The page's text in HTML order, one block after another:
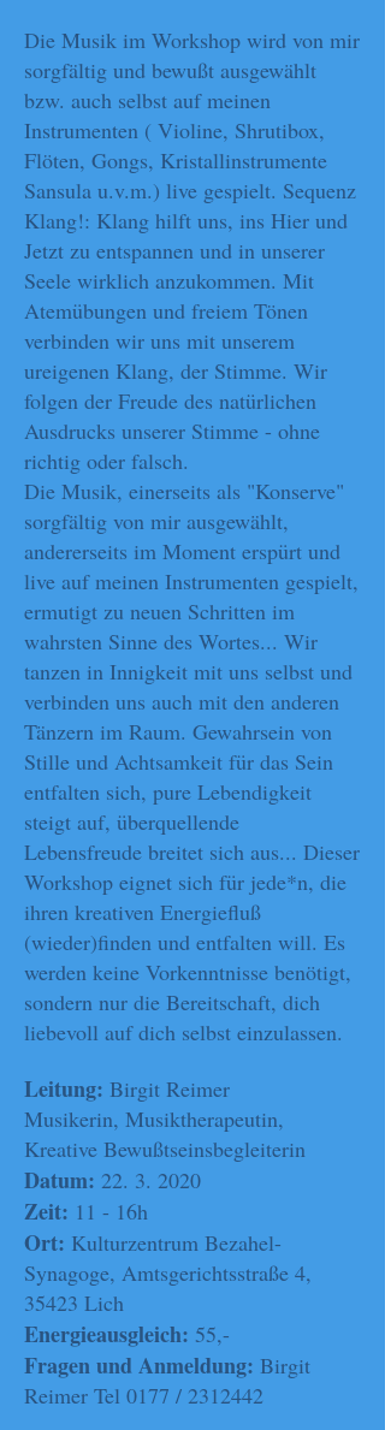
Die Musik im Workshop wird von mir
sorgfältig und bewußt ausgewählt
bzw. auch selbst auf meinen
Instrumenten ( Violine, Shrutibox,
Flöten, Gongs, Kristallinstrumente
Sansula u.v.m.) live gespielt. Sequenz
Klang!: Klang hilft uns, ins Hier und
Jetzt zu entspannen und in unserer
Seele wirklich anzukommen. Mit
Atemübungen und freiem Tönen
verbinden wir uns mit unserem
ureigenen Klang, der Stimme. Wir
folgen der Freude des natürlichen
Ausdrucks unserer Stimme - ohne
richtig oder falsch.
Die Musik, einerseits als "Konserve"
sorgfältig von mir ausgewählt,
andererseits im Moment erspürt und
live auf meinen Instrumenten gespielt,
ermutigt zu neuen Schritten im
wahrsten Sinne des Wortes... Wir
tanzen in Innigkeit mit uns selbst und
verbinden uns auch mit den anderen
Tänzern im Raum. Gewahrsein von
Stille und Achtsamkeit für das Sein
entfalten sich, pure Lebendigkeit
steigt auf, überquellende
Lebensfreude breitet sich aus... Dieser
Workshop eignet sich für jede*n, die
ihren kreativen Energiefluß
(wieder)finden und entfalten will. Es
werden keine Vorkenntnisse benötigt,
sondern nur die Bereitschaft, dich
liebevoll auf dich selbst einzulassen.
Leitung: Birgit Reimer
Musikerin, Musiktherapeutin,
Kreative Bewußtseinsbegleiterin
Datum: 22. 3. 2020
Zeit: 11 - 16h
Ort: Kulturzentrum Bezahel-
Synagoge, Amtsgerichtsstraße 4,
35423 Lich
Energieausgleich: 55,-
Fragen und Anmeldung: Birgit
Reimer Tel 0177 / 2312442